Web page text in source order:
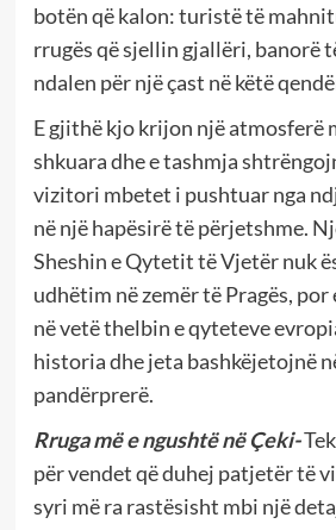
botën që kalon: turistë të
rrugës që sjellin gjallëri, banorë
ndalen për një çast në këtë
E gjithë kjo krijon një atmosferë
shkuara dhe e tashmja
vizitori mbetet i pushtuar nga
në një hapësirë të përjetshme.
Sheshin e Qytetit të Vjetër nuk
udhëtim në zemër të Pragës,
në vetë thelbin e qyteteve
historia dhe jeta bashkëjetojnë
pandërprerë.
Rruga më e ngushtë në Çeki-
për vendet që duhej patjetër të
syri më ra rastësisht mbi një